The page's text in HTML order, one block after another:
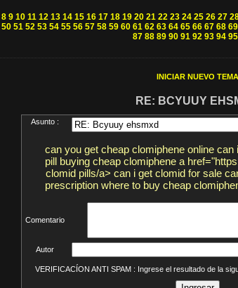
8 9 10 11 12 13 14 15 16 17 18 19 20 21 22 23 24 25 26 27
50 51 52 53 54 55 56 57 58 59 60 61 62 63 64 65 66 67 68 69
87 88 89 90 91 92 93 94 95
INICIAR NUEVO TEMA
RE: BCYUUY
Asunto :
can you get cheap clomiphene online
pill buying cheap clomiphene a
clomid pills/a> can i get clomid for sale
prescription where to buy cheap
Comentario
Autor
VERIFICACÍON ANTI SPAM : Ingrese el resultado de la